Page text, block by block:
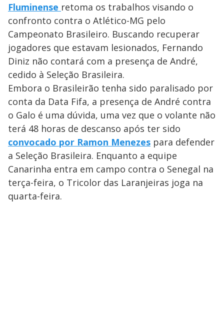
Fluminense retoma os trabalhos visando o
confronto contra o Atlético-MG pelo
Campeonato Brasileiro. Buscando recuperar
jogadores que estavam lesionados, Fernando
Diniz não contará com a presença de André,
cedido à Seleção Brasileira.
Embora o Brasileirão tenha sido paralisado por
conta da Data Fifa, a presença de André contra
o Galo é uma dúvida, uma vez que o volante não
terá 48 horas de descanso após ter sido
convocado por Ramon Menezes para defender
a Seleção Brasileira. Enquanto a equipe
Canarinha entra em campo contra o Senegal na
terça-feira, o Tricolor das Laranjeiras joga na
quarta-feira.